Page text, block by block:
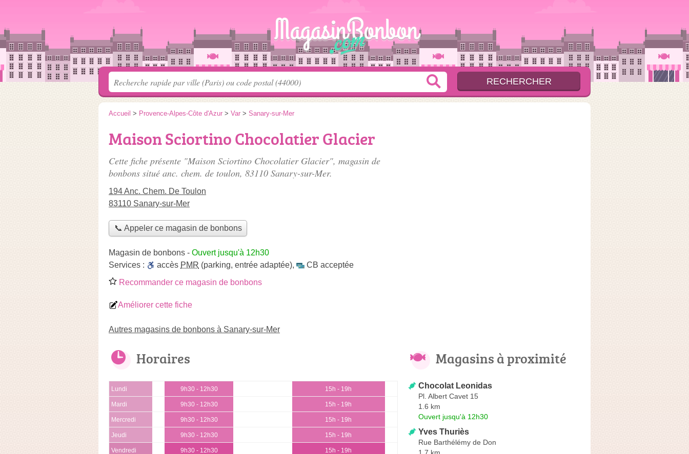
Accueil > Provence-Alpes-Côte d'Azur > Var > Sanary-sur-Mer
Maison Sciortino Chocolatier Glacier
Cette fiche présente "Maison Sciortino Chocolatier Glacier", magasin de
bonbons situé anc. chem. de toulon, 83110 Sanary-sur-Mer.
194 Anc. Chem. De Toulon
83110 Sanary-sur-Mer
📞 Appeler ce magasin de bonbons
Magasin de bonbons - Ouvert jusqu'à 12h30
Services :
accès PMR (parking, entrée adaptée),
CB acceptée
Recommander ce magasin de bonbons
Améliorer cette fiche
Autres magasins de bonbons à Sanary-sur-Mer
Horaires
Lundi 9h30 - 12h30 15h - 19h
Mardi 9h30 - 12h30 15h - 19h
Mercredi 9h30 - 12h30 15h - 19h
Jeudi 9h30 - 12h30 15h - 19h
Vendredi 9h30 - 12h30 15h - 19h
Magasins à proximité
Chocolat Leonidas
Pl. Albert Cavet 15
1.6 km
Ouvert jusqu'à 12h30
Yves Thuriès
Rue Barthélémy de Don
1.7 km